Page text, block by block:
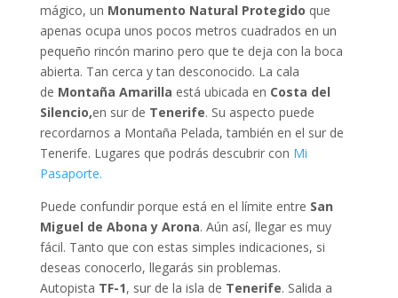
mágico, un Monumento Natural Protegido que
apenas ocupa unos pocos metros cuadrados en un
pequeño rincón marino pero que te deja con la boca
abierta. Tan cerca y tan desconocido. La cala
de Montaña Amarilla está ubicada en Costa del
Silencio,en sur de Tenerife. Su aspecto puede
recordarnos a Montaña Pelada, también en el sur de
Tenerife. Lugares que podrás descubrir con Mi
Pasaporte.
Puede confundir porque está en el límite entre San
Miguel de Abona y Arona. Aún así, llegar es muy
fácil. Tanto que con estas simples indicaciones, si
deseas conocerlo, llegarás sin problemas.
Autopista TF-1, sur de la isla de Tenerife. Salida a